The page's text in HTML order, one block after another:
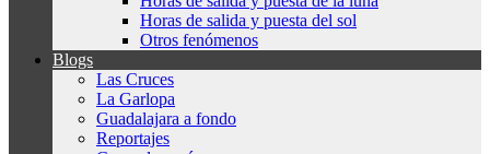
Horas de salida y puesta del sol
Otros fenómenos
Blogs
Las Cruces
La Garlopa
Guadalajara a fondo
Reportajes